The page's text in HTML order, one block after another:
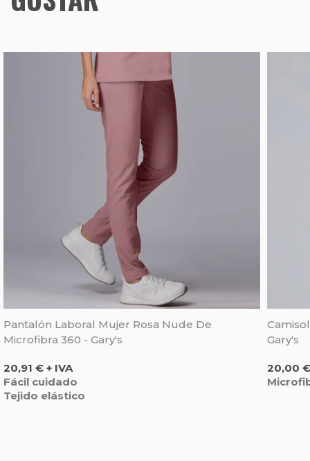
Pantalón Laboral Mujer Rosa Nude De
Microfibra 360 - Gary's
Precio
20,91 € + IVA
Fácil cuidado
Tejido elástico
Gary's
Precio
20,00 €